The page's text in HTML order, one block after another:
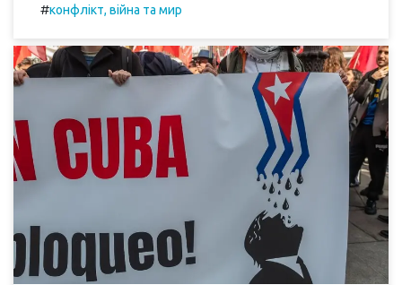
#конфлікт, війна та мир